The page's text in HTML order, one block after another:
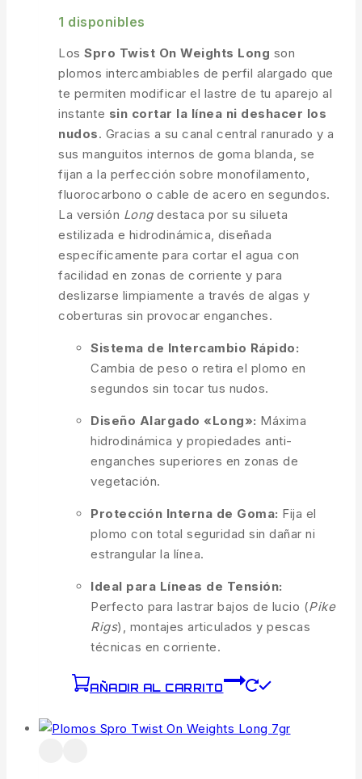
1 disponibles
Los Spro Twist On Weights Long son
plomos intercambiables de perfil alargado que
te permiten modificar el lastre de tu aparejo al
instante sin cortar la línea ni deshacer los
nudos. Gracias a su canal central ranurado y a
sus manguitos internos de goma blanda, se
fijan a la perfección sobre monofilamento,
fluorocarbono o cable de acero en segundos.
La versión Longdestaca por su silueta
estilizada e hidrodinámica, diseñada
específicamente para cortar el agua con
facilidad en zonas de corriente y para
deslizarse limpiamente a través de algas y
coberturas sin provocar enganches.
Sistema de Intercambio Rápido:
Cambia de peso o retira el plomo en
segundos sin tocar tus nudos.
Diseño Alargado «Long»: Máxima
hidrodinámica y propiedades anti-
enganches superiores en zonas de
vegetación.
Protección Interna de Goma: Fija el
plomo con total seguridad sin dañar ni
estrangular la línea.
Ideal para Líneas de Tensión:
Perfecto para lastrar bajos de lucio (Pike
Rigs), montajes articulados y pescas
técnicas en corriente.
AÑADIR AL CARRITO